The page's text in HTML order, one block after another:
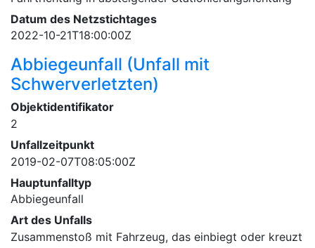
Datum des Netzstichtages
2022-10-21T18:00:00Z
Abbiegeunfall (Unfall mit
Schwerverletzten)
Objektidentifikator
2
Unfallzeitpunkt
2019-02-07T08:05:00Z
Hauptunfalltyp
Abbiegeunfall
Art des Unfalls
Zusammenstoß mit Fahrzeug, das einbiegt oder kreuzt